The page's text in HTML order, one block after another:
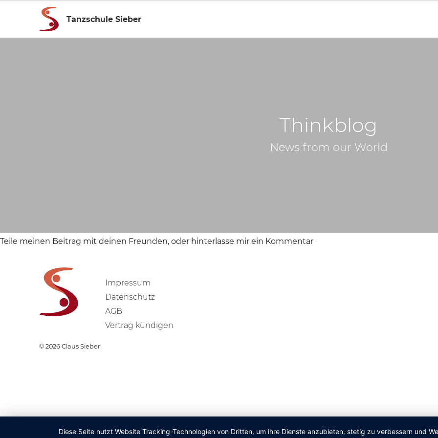
Tanzschule Sieber
Thinkblog
News from our World
Teile meinen Beitrag mit deinen Freunden, oder hinterlasse mir ein Kommentar
Diese Seite nutzt Website Tracking-Technologien von Dritten, um ihre Dienste anzubieten, stetig zu verbessern und
Impressum
Datenschutz
AGB
Vertrag kündigen
© 2026 Claus Sieber